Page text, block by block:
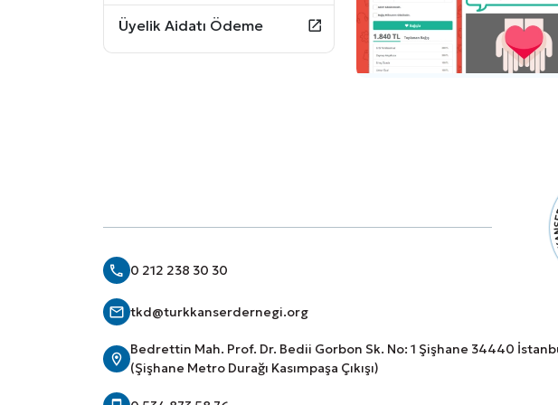
Üyelik Aidatı Ödeme
0 212 238 30 30
tkd@turkkanserdernegi.org
Bedrettin Mah. Prof. Dr. Bedii Gorbon Sk. No: 1 Şişhane 34440
(Şişhane Metro Durağı Kasımpaşa Çıkışı)